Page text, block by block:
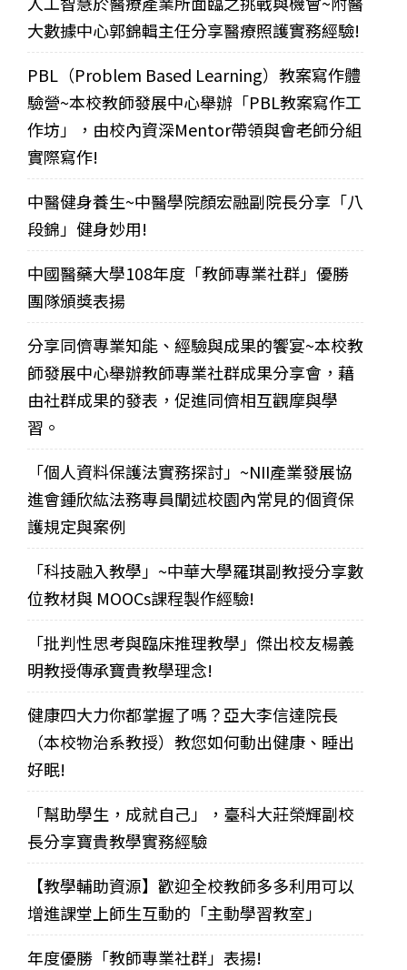
大數據中心郭錦輯主任分享醫療照護實務經驗!
PBL（Problem Based Learning）教案寫作體
驗營~本校教師發展中心舉辦「PBL教案寫作工
作坊」，由校內資深Mentor帶領與會老師分組
實際寫作!
中醫健身養生~中醫學院顏宏融副院長分享「八
段錦」健身妙用!
中國醫藥大學108年度「教師專業社群」優勝
團隊頒獎表揚
分享同儕專業知能、經驗與成果的饗宴~本校教
師發展中心舉辦教師專業社群成果分享會，藉
由社群成果的發表，促進同儕相互觀摩與學
習。
「個人資料保護法實務探討」~NII產業發展協
進會鍾欣紘法務專員闡述校園內常見的個資保
護規定與案例
「科技融入教學」~中華大學羅琪副教授分享數
位教材與 MOOCs課程製作經驗!
「批判性思考與臨床推理教學」傑出校友楊義
明教授傳承寶貴教學理念!
健康四大力你都掌握了嗎？亞大李信達院長
（本校物治系教授）教您如何動出健康、睡出
好眠!
「幫助學生，成就自己」，臺科大莊榮輝副校
長分享寶貴教學實務經驗
【教學輔助資源】歡迎全校教師多多利用可以
增進課堂上師生互動的「主動學習教室」
年度優勝「教師專業社群」表揚!